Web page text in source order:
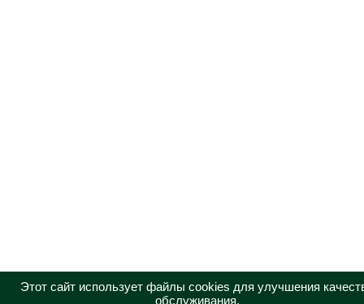
Этот сайт использует файлы cookies для улучшения
обслуживания.